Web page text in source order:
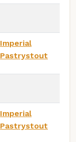
Imperial
Pastrystout
Imperial
Pastrystout